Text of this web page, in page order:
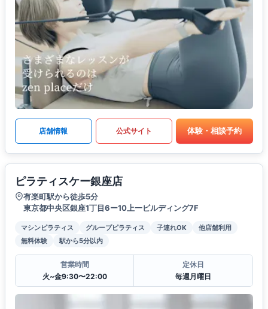
店舗情報 公式サイト 体験・相談予約
ピラティスケー銀座店
有楽町駅から徒歩5分
東京都中央区銀座1丁目6ー10上一ビルディング7F
マシンピラティス グループピラティス 子連れOK
他店舗利用
無料体験
駅から5分以内
営業時間
火~金9:30〜22:00
定休日
毎週月曜日